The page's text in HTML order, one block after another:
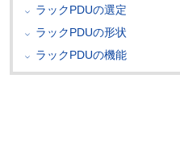
ラックPDUの選定
ラックPDUの形状
ラックPDUの機能